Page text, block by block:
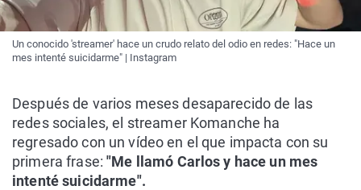
Un conocido 'streamer' hace un crudo relato del odio en redes: "Hace un
mes intenté suicidarme" | Instagram
Después de varios meses desaparecido de las
redes sociales, el streamer Komanche ha
regresado con un vídeo en el que impacta con su
primera frase:"Me llamó Carlos y hace un mes
intenté suicidarme".